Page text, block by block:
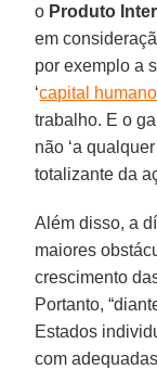
o Produto
em
por exemplo a
‘capital humano
trabalho. E o
não ‘a
totalizante da
Além disso, a
maiores
crescimento
Portanto,
Estados
com